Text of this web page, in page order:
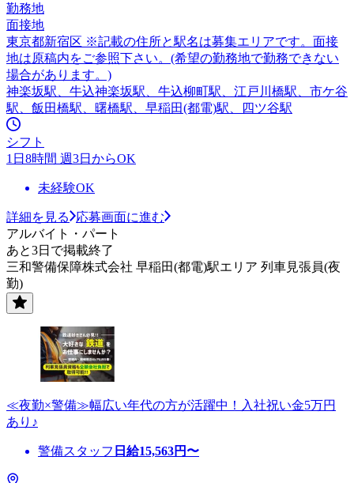
勤務地
面接地
東京都新宿区 ※記載の住所と駅名は募集エリアです。面接
地は原稿内をご参照下さい。(希望の勤務地で勤務できない
場合があります。)
神楽坂駅、牛込神楽坂駅、牛込柳町駅、江戸川橋駅、市ケ谷
駅、飯田橋駅、曙橋駅、早稲田(都電)駅、四ツ谷駅
シフト
1日8時間 週3日からOK
未経験OK
詳細を見る
応募画面に進む
アルバイト・パート
あと3日で掲載終了
三和警備保障株式会社 早稲田(都電)駅エリア 列車見張員(夜
勤)
≪夜勤×警備≫幅広い年代の方が活躍中！入社祝い金5万円
あり♪
警備スタッフ 日給15,563円〜